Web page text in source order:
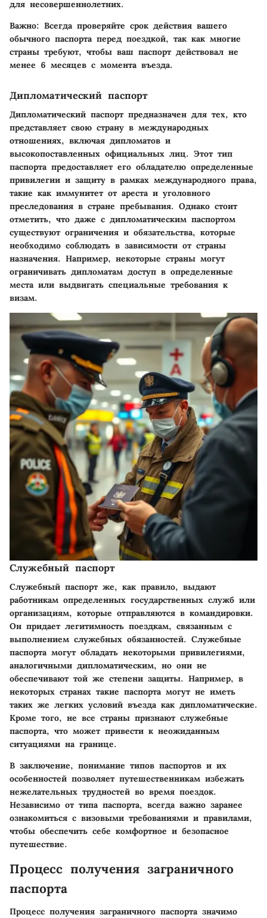
для несовершеннолетних.
Важно: Всегда проверяйте срок действия вашего
обычного паспорта перед поездкой, так как многие
страны требуют, чтобы ваш паспорт действовал не
менее 6 месяцев с момента въезда.
Дипломатический паспорт
Дипломатический паспорт предназначен для тех, кто
представляет свою страну в международных
отношениях, включая дипломатов и
высокопоставленных официальных лиц. Этот тип
паспорта предоставляет его обладателю определенные
привилегии и защиту в рамках международного права,
такие как иммунитет от ареста и уголовного
преследования в стране пребывания. Однако стоит
отметить, что даже с дипломатическим паспортом
существуют ограничения и обязательства, которые
необходимо соблюдать в зависимости от страны
назначения. Например, некоторые страны могут
ограничивать дипломатам доступ в определенные
места или выдвигать специальные требования к
визам.
Служебный паспорт
Служебный паспорт же, как правило, выдают
работникам определенных государственных служб или
организациям, которые отправляются в командировки.
Он придает легитимность поездкам, связанным с
выполнением служебных обязанностей. Служебные
паспорта могут обладать некоторыми привилегиями,
аналогичными дипломатическим, но они не
обеспечивают той же степени защиты. Например, в
некоторых странах такие паспорта могут не иметь
таких же легких условий въезда как дипломатические.
Кроме того, не все страны признают служебные
паспорта, что может привести к неожиданным
ситуациями на границе.
В заключение, понимание типов паспортов и их
особенностей позволяет путешественникам избежать
нежелательных трудностей во время поездок.
Независимо от типа паспорта, всегда важно заранее
ознакомиться с визовыми требованиями и правилами,
чтобы обеспечить себе комфортное и безопасное
путешествие.
Процесс получения заграничного
паспорта
Процесс получения заграничного паспорта значимо